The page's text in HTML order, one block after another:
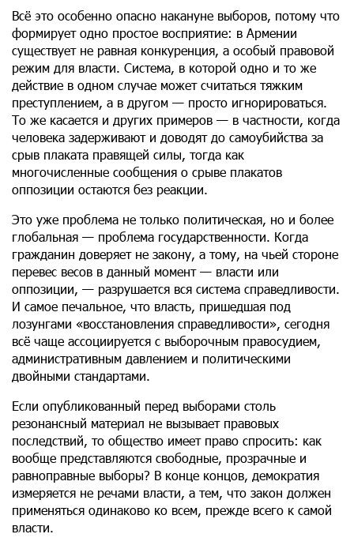
Всё это особенно опасно накануне выборов, потому что
формирует одно простое восприятие: в Армении
существует не равная конкуренция, а особый правовой
режим для власти. Система, в которой одно и то же
действие в одном случае может считаться тяжким
преступлением, а в другом — просто игнорироваться.
То же касается и других примеров — в частности, когда
человека задерживают и доводят до самоубийства за
срыв плаката правящей силы, тогда как
многочисленные сообщения о срыве плакатов
оппозиции остаются без реакции.
Это уже проблема не только политическая, но и более
глобальная — проблема государственности. Когда
гражданин доверяет не закону, а тому, на чьей стороне
перевес весов в данный момент — власти или
оппозиции, — разрушается вся система справедливости.
И самое печальное, что власть, пришедшая под
лозунгами «восстановления справедливости», сегодня
всё чаще ассоциируется с выборочным правосудием,
административным давлением и политическими
двойными стандартами.
Если опубликованный перед выборами столь
резонансный материал не вызывает правовых
последствий, то общество имеет право спросить: как
вообще представляются свободные, прозрачные и
равноправные выборы? В конце концов, демократия
измеряется не речами власти, а тем, что закон должен
применяться одинаково ко всем, прежде всего к самой
власти.